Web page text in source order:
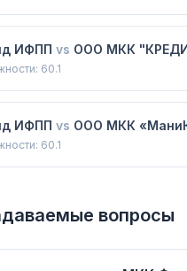
ИФПП vs ООО МКК
60.1
ИФПП vs ООО МКК
60.1
вопросы